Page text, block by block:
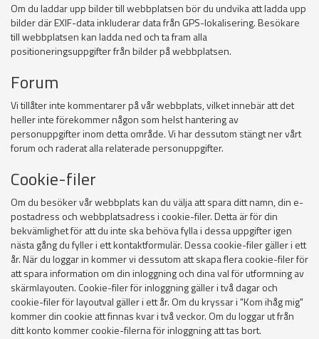
Om du laddar upp bilder till webbplatsen bör du undvika att ladda upp
bilder där EXIF-data inkluderar data från GPS-lokalisering. Besökare
till webbplatsen kan ladda ned och ta fram alla
positioneringsuppgifter från bilder på webbplatsen.
Forum
Vi tillåter inte kommentarer på vår webbplats, vilket innebär att det
heller inte förekommer någon som helst hantering av
personuppgifter inom detta område. Vi har dessutom stängt ner vårt
forum och raderat alla relaterade personuppgifter.
Cookie-filer
Om du besöker vår webbplats kan du välja att spara ditt namn, din e-
postadress och webbplatsadress i cookie-filer. Detta är för din
bekvämlighet för att du inte ska behöva fylla i dessa uppgifter igen
nästa gång du fyller i ett kontaktformulär. Dessa cookie-filer gäller i ett
år. När du loggar in kommer vi dessutom att skapa flera cookie-filer för
att spara information om din inloggning och dina val för utformning av
skärmlayouten. Cookie-filer för inloggning gäller i två dagar och
cookie-filer för layoutval gäller i ett år. Om du kryssar i "Kom ihåg mig"
kommer din cookie att finnas kvar i två veckor. Om du loggar ut från
ditt konto kommer cookie-filerna för inloggning att tas bort.